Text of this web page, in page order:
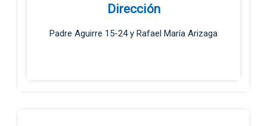
Dirección
Padre Aguirre 15-24 y Rafael María Arizaga